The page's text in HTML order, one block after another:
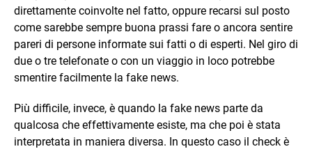
direttamente coinvolte nel fatto, oppure recarsi sul posto
come sarebbe sempre buona prassi fare o ancora sentire
pareri di persone informate sui fatti o di esperti. Nel giro di
due o tre telefonate o con un viaggio in loco potrebbe
smentire facilmente la fake news.
Più difficile, invece, è quando la fake news parte da
qualcosa che effettivamente esiste, ma che poi è stata
interpretata in maniera diversa. In questo caso il check è